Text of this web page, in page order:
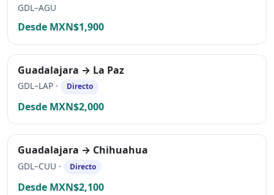
GDL–AGU
Desde MXN$1,900
Guadalajara → La Paz
GDL–LAP · Directo
Desde MXN$2,000
Guadalajara → Chihuahua
GDL–CUU · Directo
Desde MXN$2,100